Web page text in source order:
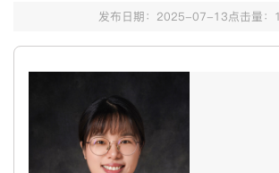
发布日期：2025-07-13点击量：